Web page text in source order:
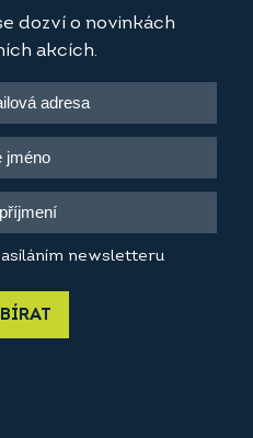
dozví o novinkách
akcích.
newsletteru